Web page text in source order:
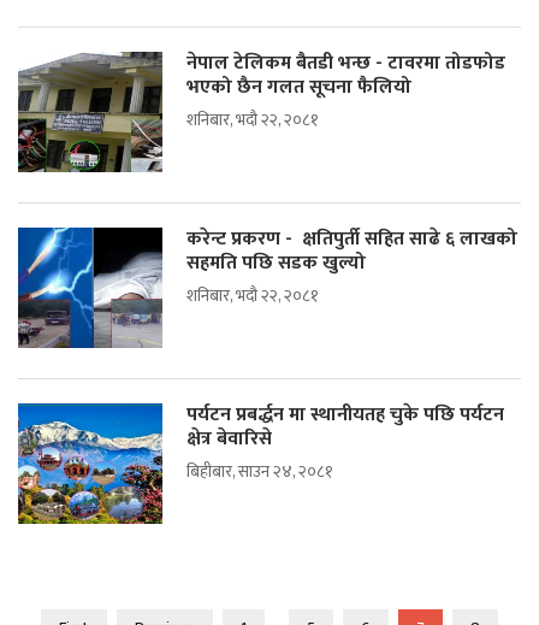
नेपाल टेलिकम बैतडी भन्छ - टावरमा तोडफोड
भएको छैन गलत सूचना फैलियो
शनिबार, भदौ २२, २०८१
करेन्ट प्रकरण - क्षतिपुर्ती सहित साढे ६ लाखको
सहमति पछि सडक खुल्यो
शनिबार, भदौ २२, २०८१
पर्यटन प्रबर्द्धन मा स्थानीयतह चुके पछि पर्यटन
क्षेत्र बेवारिसे
बिहीबार, साउन २४, २०८१